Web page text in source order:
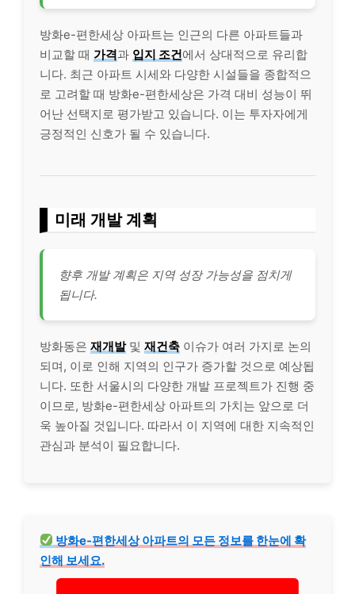
방화e-편한세상 아파트는 인근의 다른 아파트들과
비교할 때 가격과 입지 조건에서 상대적으로 유리합
니다. 최근 아파트 시세와 다양한 시설들을 종합적으
로 고려할 때 방화e-편한세상은 가격 대비 성능이 뛰
어난 선택지로 평가받고 있습니다. 이는 투자자에게
긍정적인 신호가 될 수 있습니다.
미래 개발 계획
향후 개발 계획은 지역 성장 가능성을 점치게
됩니다.
방화동은 재개발및 재건축 이슈가 여러 가지로 논의
되며, 이로 인해 지역의 인구가 증가할 것으로 예상됩
니다. 또한 서울시의 다양한 개발 프로젝트가 진행 중
이므로, 방화e-편한세상 아파트의 가치는 앞으로 더
욱 높아질 것입니다. 따라서 이 지역에 대한 지속적인
관심과 분석이 필요합니다.
방화e-편한세상 아파트의 모든 정보를 한눈에 확
인해 보세요.